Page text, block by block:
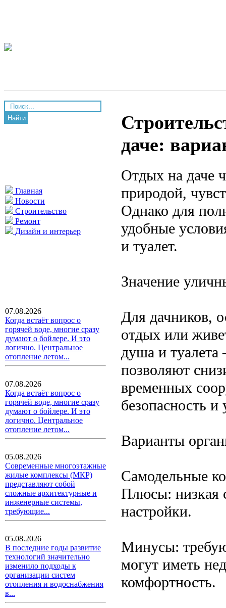
Найти
Главная
Новости
Строительство
Ремонт
Дизайн и интерьер
07.08.2026
Когда встаёт вопрос о
горячей воде, многие сразу
думают о бойлере. И это
логично. Центральное
отопление летом...
07.08.2026
Когда встаёт вопрос о
горячей воде, многие сразу
думают о бойлере. И это
логично. Центральное
отопление летом...
05.08.2026
Современные многоэтажные
жилые комплексы (МКР)
представляют собой
сложные архитектурные и
инженерные системы,
требующие...
05.08.2026
В последние годы развитие
технологий значительно
изменило подходы к
организации систем
отопления и водоснабжения
в...
даче:
Отдых на даче
природой,
Однако для
удобные
и туалет.
Значение
Для дачников,
отдых или
душа и
позволяют
временных
безопасность и
Варианты
Самодельные
Плюсы: низкая
настройки.
Минусы:
могут иметь
комфортность.